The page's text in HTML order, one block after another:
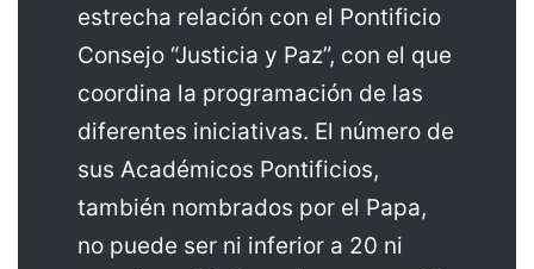
estrecha relación con el Pontificio
Consejo “Justicia y Paz”, con el que
coordina la programación de las
diferentes iniciativas. El número de
sus Académicos Pontificios,
también nombrados por el Papa,
no puede ser ni inferior a 20 ni